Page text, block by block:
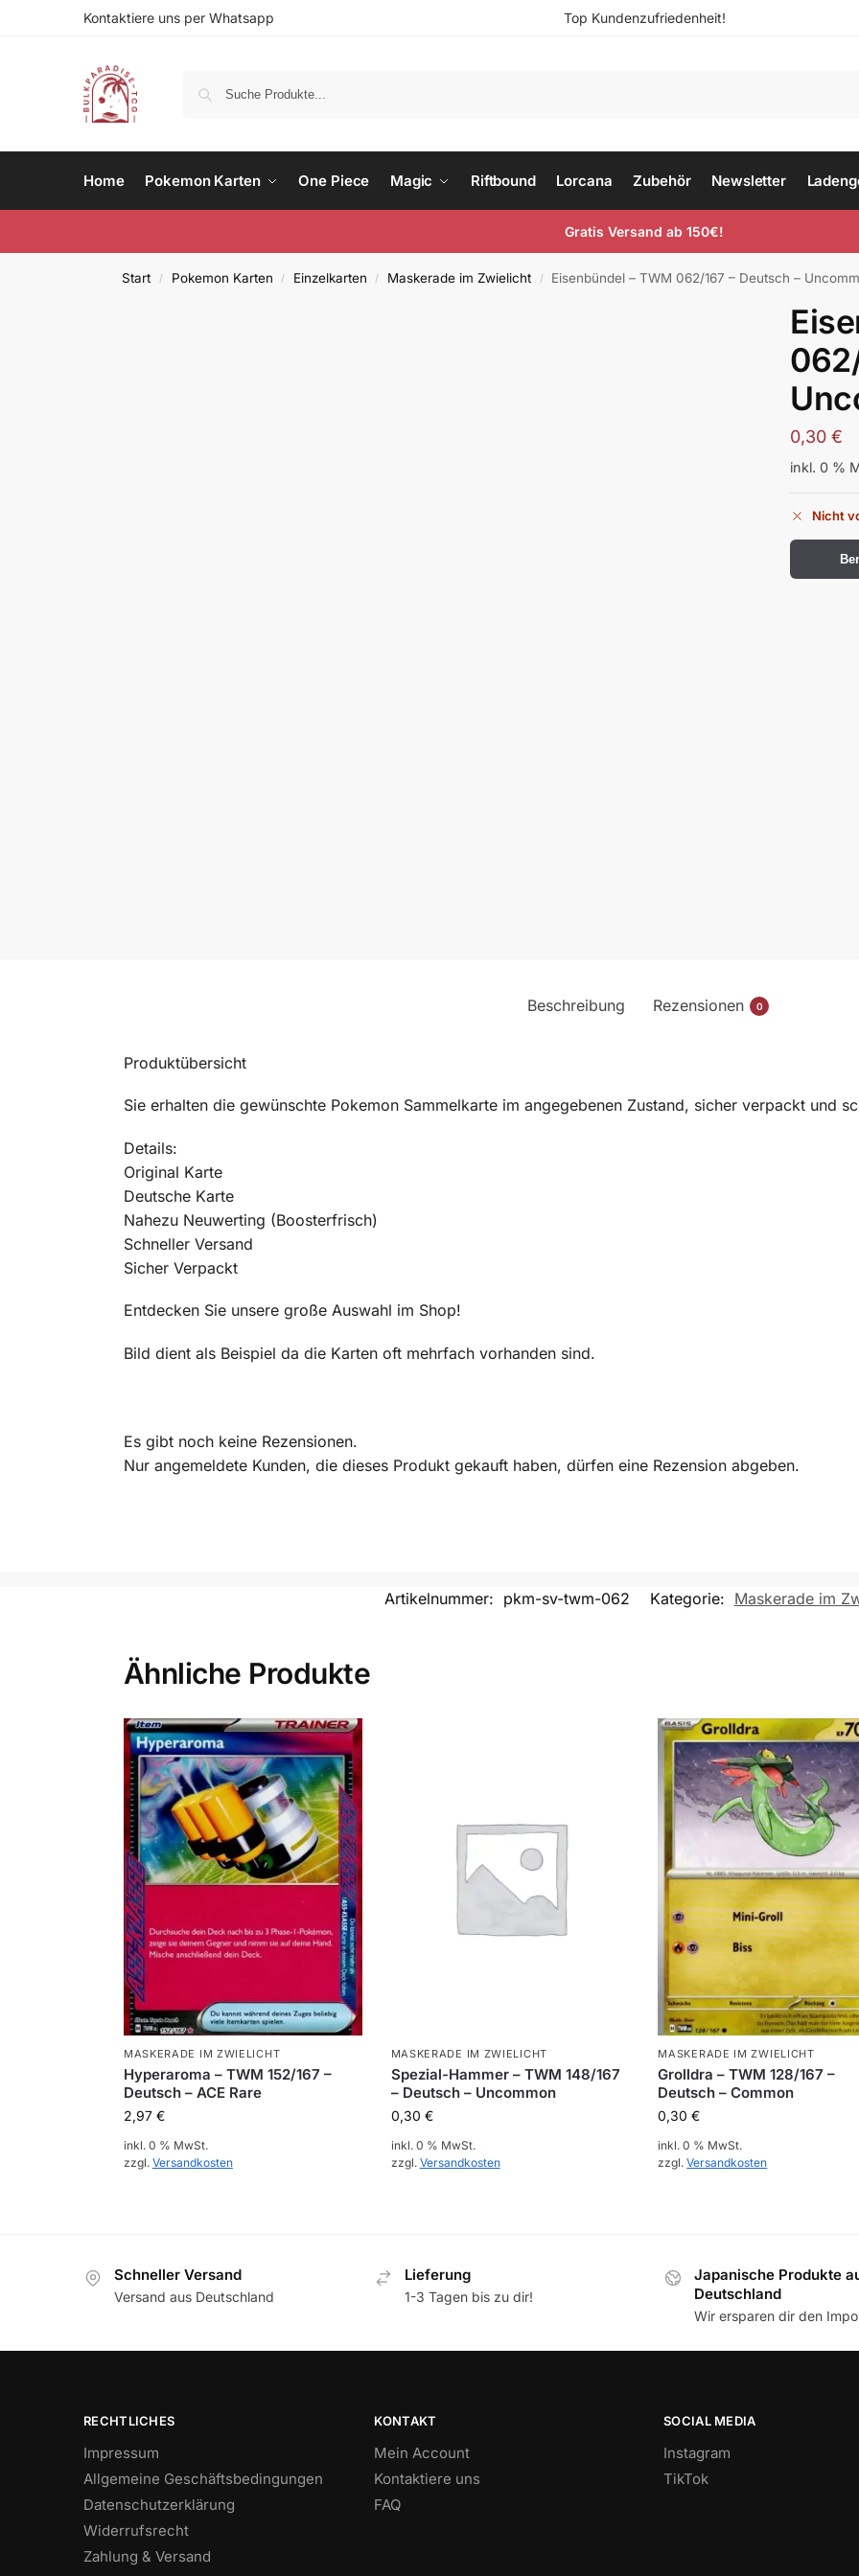
Kontaktiere uns per Whatsapp Top Kundenzufriedenheit!
Home Pokemon Karten One Piece Magic Riftbound Lorcana Zubehör Newsletter
Gratis Versand ab 150€!
Start / Pokemon Karten / Einzelkarten / Maskerade im Zwielicht / Eisenbündel – TWM 062/167 – Deutsch –
0,30€
inkl. 0 %
Nicht
Beschreibung Rezensionen 0
Produktübersicht
Sie erhalten die gewünschte Pokemon Sammelkarte im angegebenen Zustand, sicher verpackt und
Details:
Original Karte
Deutsche Karte
Nahezu Neuwerting (Boosterfrisch)
Schneller Versand
Sicher Verpackt
Entdecken Sie unsere große Auswahl im Shop!
Bild dient als Beispiel da die Karten oft mehrfach vorhanden sind.
Es gibt noch keine Rezensionen.
Nur angemeldete Kunden, die dieses Produkt gekauft haben, dürfen eine Rezension abgeben.
Artikelnummer: pkm-sv-twm-062 Kategorie: Maskerade im
Ähnliche Produkte
MASKERADE IM ZWIELICHT
Hyperaroma – TWM 152/167 –
Deutsch – ACE Rare
2,97 €
inkl. 0 % MwSt.
zzgl. Versandkosten
MASKERADE IM ZWIELICHT
Spezial-Hammer – TWM 148/167
– Deutsch – Uncommon
0,30 €
inkl. 0 % MwSt.
zzgl. Versandkosten
MASKERADE IM ZWIELICHT
Grolldra – TWM 128/167 –
Deutsch – Common
0,30€
inkl. 0 % MwSt.
zzgl.Versandkosten
Schneller Versand
Versand aus Deutschland
Lieferung
1-3 Tagen bis zu dir!
Japanische Produkte
Deutschland
Wir ersparen dir den
RECHTLICHES
Impressum
Allgemeine Geschäftsbedingungen
Datenschutzerklärung
Widerrufsrecht
Zahlung & Versand
KONTAKT
Mein Account
Kontaktiere uns
FAQ
SOCIAL MEDIA
Instagram
TikTok